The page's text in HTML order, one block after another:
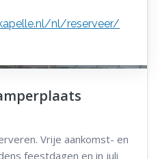
nl/reserveer/
Vrije aankomst- en
feestdagen en in juli